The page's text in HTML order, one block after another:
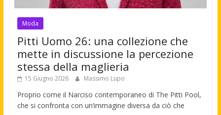
Moda
Pitti Uomo 26: una collezione che
mette in discussione la percezione
stessa della maglieria
15 Giugno 2026 Massimo Lupo
Proprio come il Narciso contemporaneo di The Pitti Pool,
che si confronta con un’immagine diversa da ciò che